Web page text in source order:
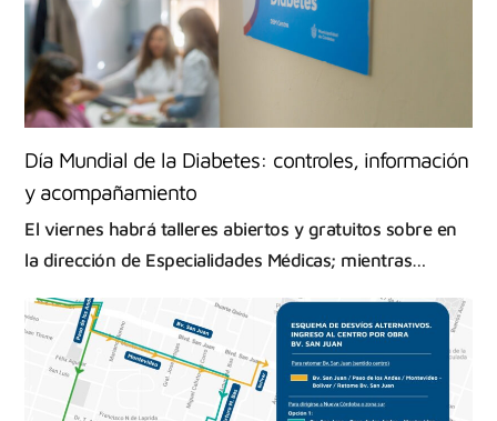
Día Mundial de la Diabetes: controles, información
y acompañamiento
El viernes habrá talleres abiertos y gratuitos sobre en
la dirección de Especialidades Médicas; mientras…